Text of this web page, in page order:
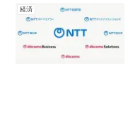
経済